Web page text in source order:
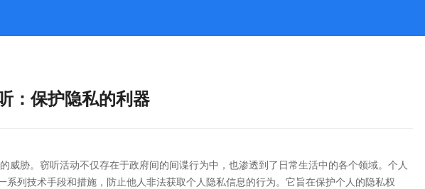
：保护隐私的利器
威胁。窃听活动不仅存在于政府间的间谍行为中，也渗透到了日常生活中的各个领域。个人
系列技术手段和措施，防止他人非法获取个人隐私信息的行为。它旨在保护个人的隐私权